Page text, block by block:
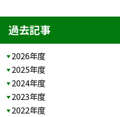
過去記事
2026年度
2025年度
2024年度
2023年度
2022年度